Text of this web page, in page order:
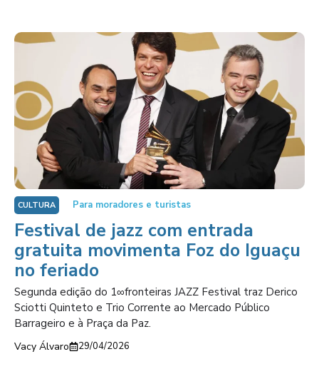
CULTURA Para moradores e turistas
Festival de jazz com entrada
gratuita movimenta Foz do Iguaçu
no feriado
Segunda edição do 1∞fronteiras JAZZ Festival traz Derico
Sciotti Quinteto e Trio Corrente ao Mercado Público
Barrageiro e à Praça da Paz.
Vacy Álvaro 29/04/2026